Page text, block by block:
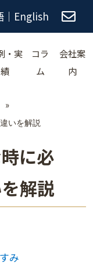
｜ English
・実
績
コラ
ム
会社案
内
»
いを解説
に必
解説
み